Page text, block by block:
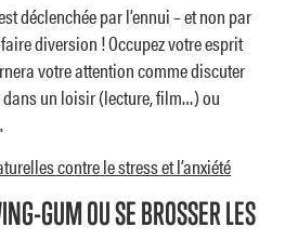
déclenchée par l’ennui – et non par
diversion ! Occupez votre esprit
votre attention comme discuter
un loisir (lecture, film…) ou
contre le stress et l’anxiété
GUM OU SE BROSSER LES